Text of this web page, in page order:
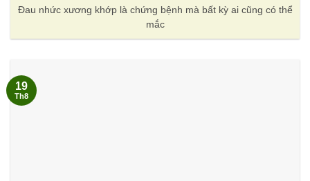
Đau nhức xương khớp là chứng bệnh mà bất kỳ ai cũng có thể
mắc
19
Th8